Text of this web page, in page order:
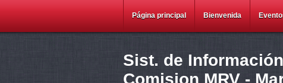
Página principal Bienvenida
Sist. de
Comision MRV -